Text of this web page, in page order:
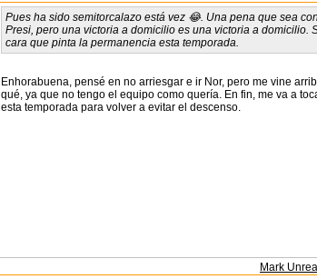
Pues ha sido semitorcalazo está vez 😂. Una pena que sea
Presi, pero una victoria a domicilio es una victoria a domicilio.
cara que pinta la permanencia esta temporada.
Enhorabuena, pensé en no arriesgar e ir Nor, pero me vine
qué, ya que no tengo el equipo como quería. En fin, me va a
esta temporada para volver a evitar el descenso.
Mark